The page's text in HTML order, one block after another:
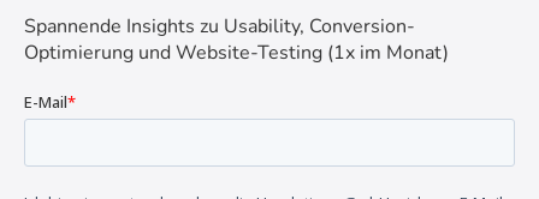
Spannende Insights zu Usability, Conversion-
Optimierung und Website-Testing (1x im Monat)